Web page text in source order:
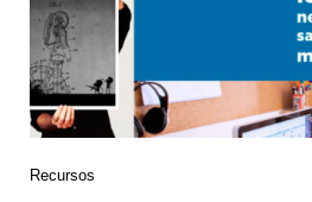
Recursos